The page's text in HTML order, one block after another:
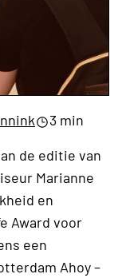
3 min
de editie van
Marianne
en
Award voor
een
Ahoy –